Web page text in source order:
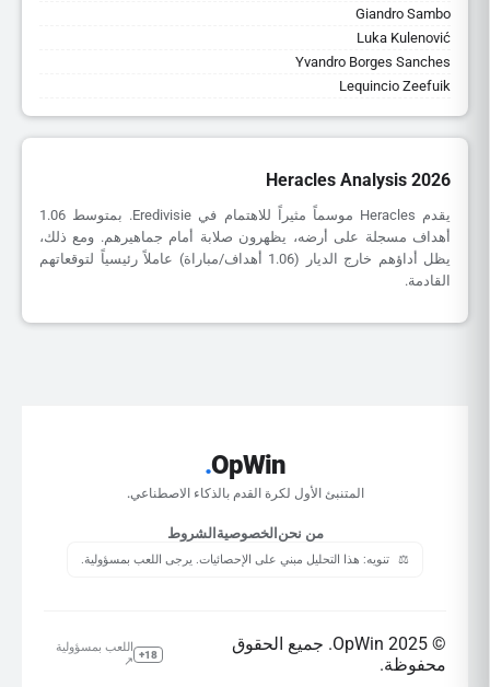
Giandro Sambo
Luka Kulenović
Yvandro Borges Sanches
Lequincio Zeefuik
Heracles Analysis 2026
يقدم Heracles موسماً مثيراً للاهتمام في Eredivisie. بمتوسط 1.06
أهداف مسجلة على أرضه، يظهرون صلابة أمام جماهيرهم. ومع ذلك،
يظل أداؤهم خارج الديار (1.06 أهداف/مباراة) عاملاً رئيسياً لتوقعاتهم
القادمة.
OpWin
.
المتنبئ الأول لكرة القدم بالذكاء الاصطناعي.
من نحن الخصوصية الشروط
⚖️ تنويه: هذا التحليل مبني على الإحصائيات. يرجى اللعب بمسؤولية.
© 2025 OpWin. جميع الحقوق
محفوظة.
18+
اللعب بمسؤولية
↗